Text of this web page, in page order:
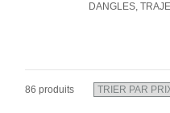
BOUGIE ROUGE BOUGIE
DANGLES,
86 produits